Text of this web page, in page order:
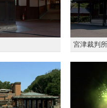
宮津裁判